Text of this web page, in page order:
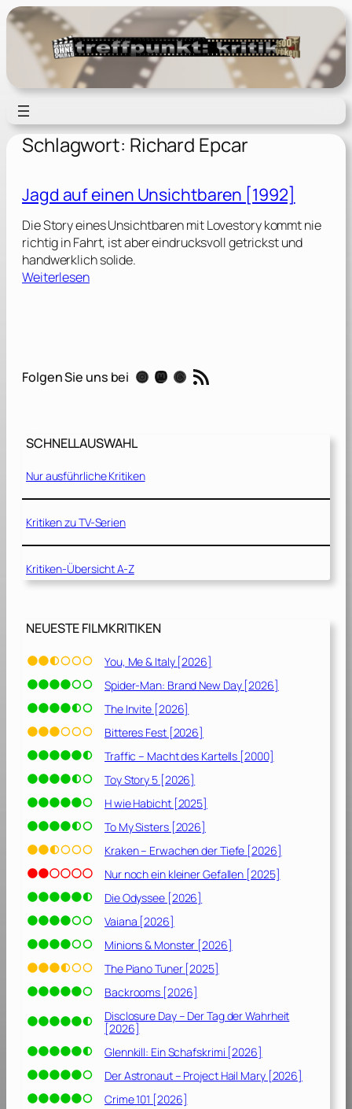
Zum
Inhalt
springen
Schlagwort: Richard Epcar
Jagd auf einen Unsichtbaren [1992]
Die Story eines Unsichtbaren mit Lovestory kommt nie
richtig in Fahrt, ist aber eindrucksvoll getrickst und
handwerklich solide.
Weiterlesen:
u
n
n
U
n
c
h
b
r
n
[
1
9
2
]
Folgen Sie uns bei Instagram Mastodon Threads RSS-Feed
SCHNELLAUSWAHL
Nur ausführliche Kritiken
Kritiken zu TV-Serien
Kritiken-Übersicht A-Z
NEUESTE FILMKRITIKEN
You, Me & Italy [2026]
Spider-Man: Brand New Day [2026]
The Invite [2026]
Bitteres Fest [2026]
Traffic – Macht des Kartells [2000]
Toy Story 5 [2026]
H wie Habicht [2025]
To My Sisters [2026]
Kraken – Erwachen der Tiefe [2026]
Nur noch ein kleiner Gefallen [2025]
Die Odyssee [2026]
Vaiana [2026]
Minions & Monster [2026]
The Piano Tuner [2025]
Backrooms [2026]
Disclosure Day – Der Tag der Wahrheit
[2026]
Glennkill: Ein Schafskrimi [2026]
Der Astronaut – Project Hail Mary [2026]
Crime 101 [2026]